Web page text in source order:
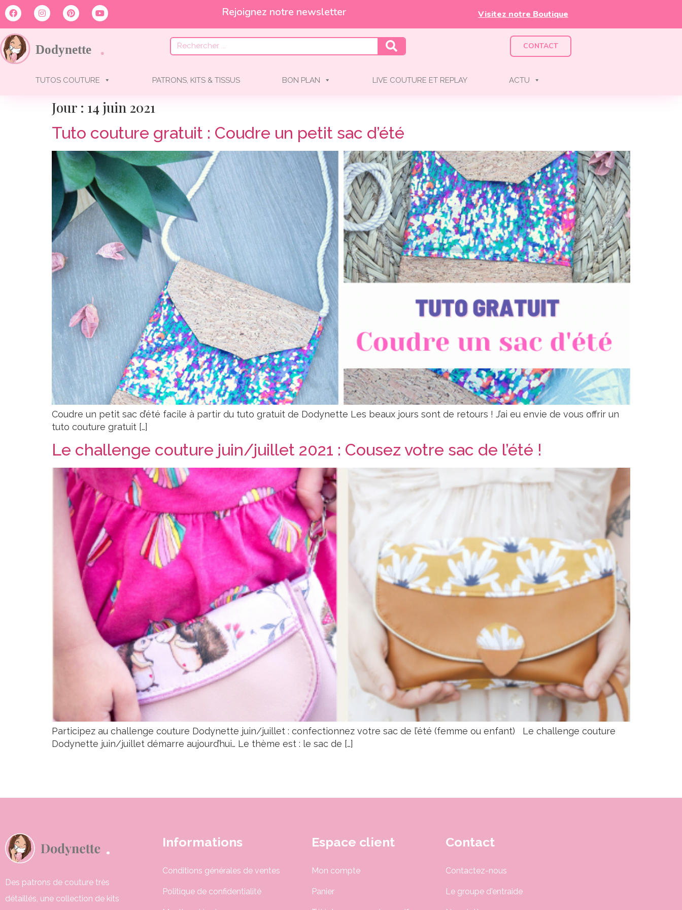
Rejoignez notre newsletter
Et profitez de -10% ! Visitez notre Boutique
CONTACT
TUTOS COUTURE PATRONS, KITS & TISSUS BON PLAN LIVE COUTURE ET REPLAY ACTU
Jour : 14 juin 2021
Tuto couture gratuit : Coudre un petit sac d’été
Coudre un petit sac d’été facile à partir du tuto gratuit de Dodynette Les beaux jours sont de retours ! J’ai eu envie de vous offrir un
tuto couture gratuit […]
Le challenge couture juin/juillet 2021 : Cousez votre sac de l’été !
Participez au challenge couture Dodynette juin/juillet : confectionnez votre sac de l’été (femme ou enfant) Le challenge couture
Dodynette juin/juillet démarre aujourd’hui… Le thème est : le sac de […]
Des patrons de couture très
détaillés, une collection de kits
Informations
Conditions générales de ventes
Politique de confidentialité
Espace client
Mon compte
Panier
Contact
Contactez-nous
Le groupe d'entraide